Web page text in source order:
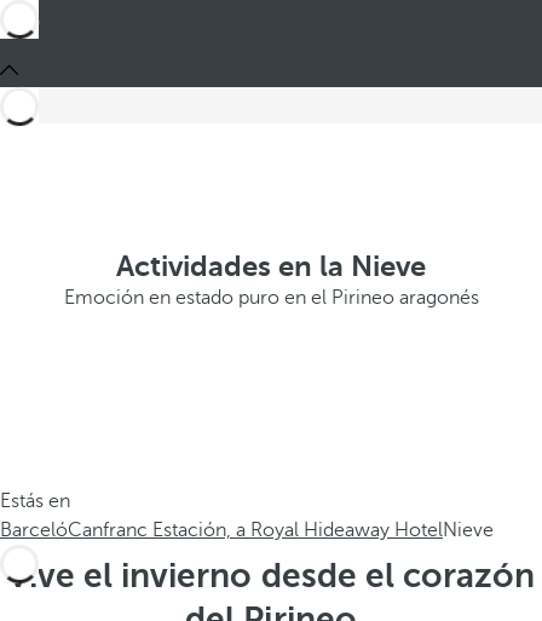
Actividades en la Nieve
Emoción en estado puro en el Pirineo aragonés
Estás en
BarcelóCanfranc Estación, a Royal Hideaway HotelNieve
Vive el invierno desde el corazón